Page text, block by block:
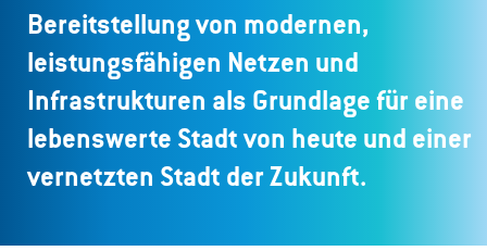
Bereitstellung von modernen,
leistungsfähigen Netzen und
Infrastrukturen als Grundlage für eine
lebenswerte Stadt von heute und einer
vernetzten Stadt der Zukunft.